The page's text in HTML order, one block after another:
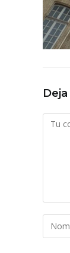
tu